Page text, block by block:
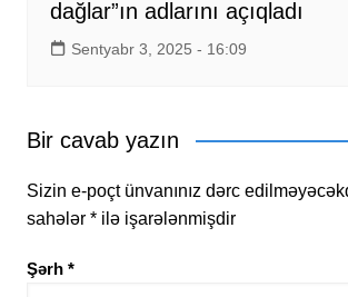
dağlar”ın adlarını açıqladı
Sentyabr 3, 2025 - 16:09
Bir cavab yazın
Sizin e-poçt ünvanınız dərc
sahələr *ilə işarələnmişdir
Şərh *